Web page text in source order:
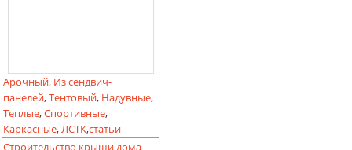
Арочный, Из сендвич-
панелей,Тентовый, Надувные,
Теплые,Спортивные,
Каркасные,ЛСТК,статьи
Строительство крыши дома